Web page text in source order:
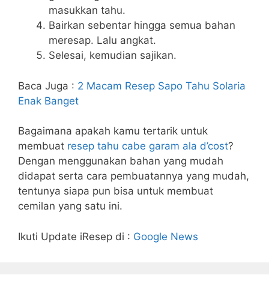
masukkan tahu.
Bairkan sebentar hingga semua bahan
meresap. Lalu angkat.
Selesai, kemudian sajikan.
Baca Juga : 2 Macam Resep Sapo Tahu Solaria
Enak Banget
Bagaimana apakah kamu tertarik untuk
membuat resep tahu cabe garam ala d’cost?
Dengan menggunakan bahan yang mudah
didapat serta cara pembuatannya yang mudah,
tentunya siapa pun bisa untuk membuat
cemilan yang satu ini.
Ikuti Update iResep di : Google News